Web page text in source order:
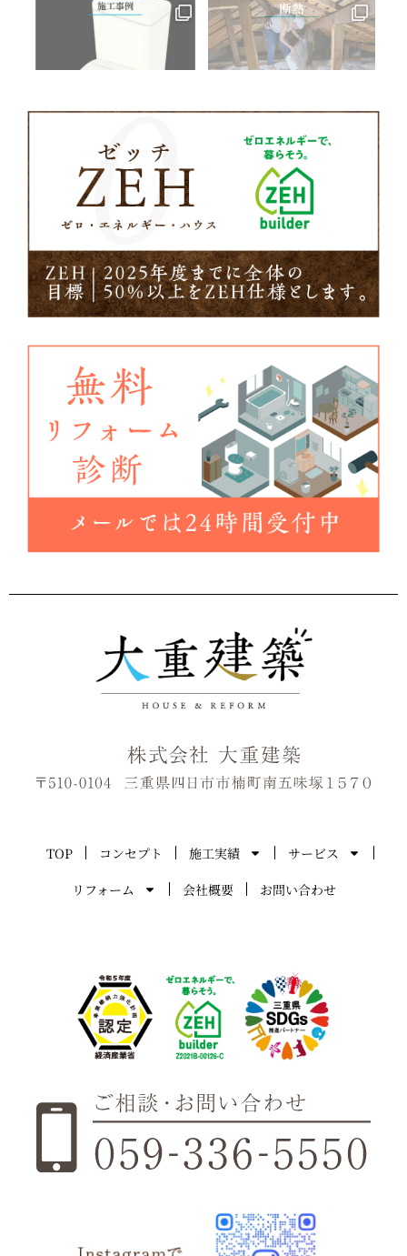
TOP コンセプト 施工実績
サービス
リフォーム
会社概要 お問い合わせ